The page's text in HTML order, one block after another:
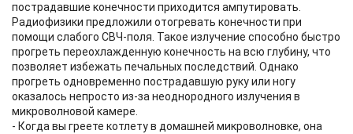
пострадавшие конечности приходится ампутировать.
Радиофизики предложили отогревать конечности при
помощи слабого СВЧ-поля. Такое излучение способно быстро
прогреть переохлажденную конечность на всю глубину, что
позволяет избежать печальных последствий. Однако
прогреть одновременно пострадавшую руку или ногу
оказалось непросто из-за неоднородного излучения в
микроволновой камере.
- Когда вы греете котлету в домашней микроволновке, она